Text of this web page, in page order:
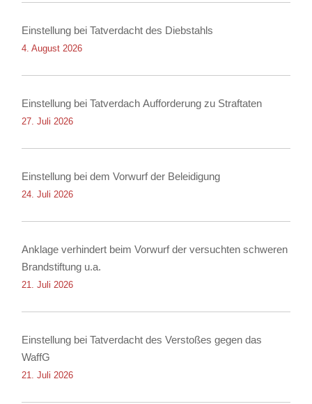
Einstellung bei Tatverdacht des Diebstahls
4. August 2026
Einstellung bei Tatverdach Aufforderung zu Straftaten
27. Juli 2026
Einstellung bei dem Vorwurf der Beleidigung
24. Juli 2026
Anklage verhindert beim Vorwurf der versuchten schweren
Brandstiftung u.a.
21. Juli 2026
Einstellung bei Tatverdacht des Verstoßes gegen das
WaffG
21. Juli 2026